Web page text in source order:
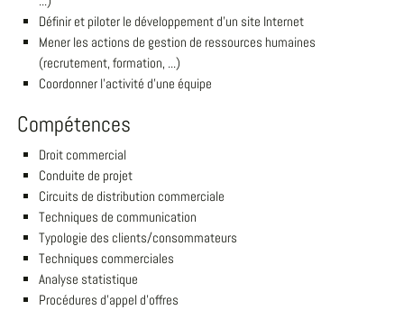
Définir et piloter le développement d'un site Internet
Mener les actions de gestion de ressources humaines
(recrutement, formation, ...)
Coordonner l'activité d'une équipe
Compétences
Droit commercial
Conduite de projet
Circuits de distribution commerciale
Techniques de communication
Typologie des clients/consommateurs
Techniques commerciales
Analyse statistique
Procédures d'appel d'offres